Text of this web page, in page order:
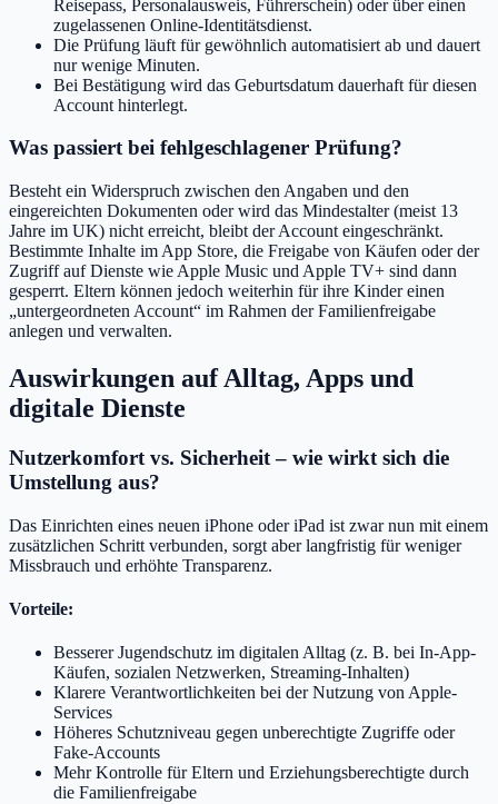
Reisepass, Personalausweis, Führerschein) oder über einen
zugelassenen Online-Identitätsdienst.
Die Prüfung läuft für gewöhnlich automatisiert ab und dauert
nur wenige Minuten.
Bei Bestätigung wird das Geburtsdatum dauerhaft für diesen
Account hinterlegt.
Was passiert bei fehlgeschlagener Prüfung?
Besteht ein Widerspruch zwischen den Angaben und den
eingereichten Dokumenten oder wird das Mindestalter (meist 13
Jahre im UK) nicht erreicht, bleibt der Account eingeschränkt.
Bestimmte Inhalte im App Store, die Freigabe von Käufen oder der
Zugriff auf Dienste wie Apple Music und Apple TV+ sind dann
gesperrt. Eltern können jedoch weiterhin für ihre Kinder einen
„untergeordneten Account“ im Rahmen der Familienfreigabe
anlegen und verwalten.
Auswirkungen auf Alltag, Apps und
digitale Dienste
Nutzerkomfort vs. Sicherheit – wie wirkt sich die
Umstellung aus?
Das Einrichten eines neuen iPhone oder iPad ist zwar nun mit einem
zusätzlichen Schritt verbunden, sorgt aber langfristig für weniger
Missbrauch und erhöhte Transparenz.
Vorteile:
Besserer Jugendschutz im digitalen Alltag (z. B. bei In-App-
Käufen, sozialen Netzwerken, Streaming-Inhalten)
Klarere Verantwortlichkeiten bei der Nutzung von Apple-
Services
Höheres Schutzniveau gegen unberechtigte Zugriffe oder
Fake-Accounts
Mehr Kontrolle für Eltern und Erziehungsberechtigte durch
die Familienfreigabe